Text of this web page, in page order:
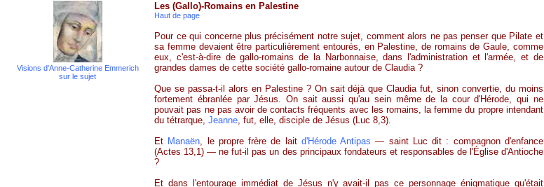
Visions d'Anne-Catherine Emmerich
sur le sujet
Les (Gallo)-Romains en Palestine
Haut de page
Pour ce qui concerne plus précisément notre sujet, comment alors ne pas penser que Pilate et
sa femme devaient être particulièrement entourés, en Palestine, de romains de Gaule, comme
eux, c'est-à-dire de gallo-romains de la Narbonnaise, dans l'administration et l'armée, et de
grandes dames de cette société gallo-romaine autour de Claudia ?
Que se passa-t-il alors en Palestine ? On sait déjà que Claudia fut, sinon convertie, du moins
fortement ébranlée par Jésus. On sait aussi qu'au sein même de la cour d'Hérode, qui ne
pouvait pas ne pas avoir de contacts fréquents avec les romains, la femme du propre intendant
du tétrarque,Jeanne, fut, elle, disciple de Jésus (Luc 8,3).
Et Manaën, le propre frère de lait d'Hérode Antipas — saint Luc dit : compagnon d'enfance
(Actes 13,1) — ne fut-il pas un des principaux fondateurs et responsables de l'Église d'Antioche
?
Et dans l'entourage immédiat de Jésus n'y avait-il pas ce personnage énigmatique qu'était